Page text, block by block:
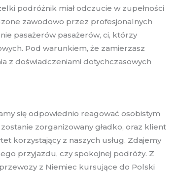
podróżnik miał odczucie w zupełności
zawodowo przez profesjonalnych
pasażerów pasażerów, ci, którzy
Pod warunkiem, że zamierzasz
z doświadczeniami dotychczasowych
się odpowiednio reagować osobistym
zorganizowany gładko, oraz klient
korzystający z naszych usług. Zdajemy
przyjazdu, czy spokojnej podróży. Z
z Niemiec kursujące do Polski